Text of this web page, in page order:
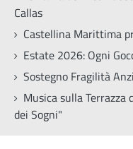
Callas
Castellina Marittima
Estate 2026: Ogni
Sostegno Fragilità
Musica sulla Terrazza
dei Sogni"